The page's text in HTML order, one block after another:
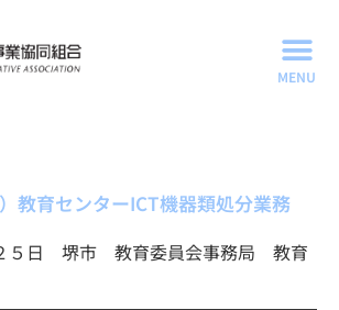
教育センターICT機器類処分業務
５日 堺市 教育委員会事務局 教育